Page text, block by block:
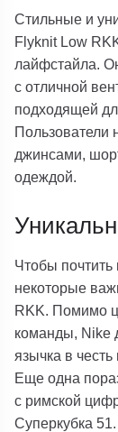
Стильные и
Flyknit Low
лайфстайла.
с отличной
подходящей
Пользователи
джинсами,
одеждой.
Чтобы
некоторые
RKK. Помимо
команды, Nike
язычка в
Еще одна
с римской
Суперкубка 51.